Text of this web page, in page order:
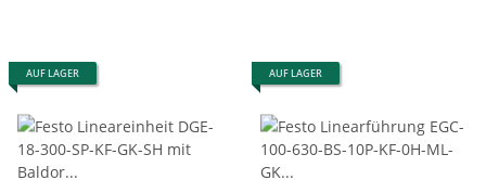
AUF LAGER AUF LAGER